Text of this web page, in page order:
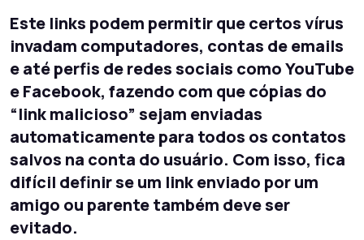
Este links podem permitir que certos vírus
invadam computadores, contas de emails
e até perfis de redes sociais como YouTube
e Facebook, fazendo com que cópias do
“link malicioso” sejam enviadas
automaticamente para todos os contatos
salvos na conta do usuário. Com isso, fica
difícil definir se um link enviado por um
amigo ou parente também deve ser
evitado.